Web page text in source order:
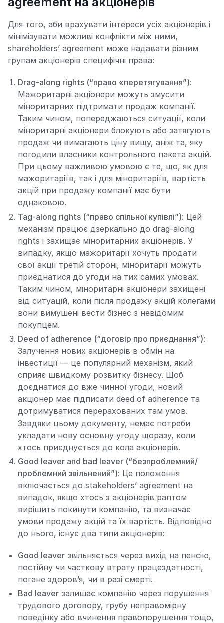
Для того, аби врахувати інтереси усіх акціонерів і
мінімізувати можливі конфлікти між ними,
shareholders’ agreement може надавати різним
групам акціонерів специфічні права:
Drag-along rights (“право «перетягування”):
Мажоритарні акціонери можуть змусити
міноритарних підтримати продаж компанії.
Таким чином, попереджаються ситуації, коли
міноритарні акціонери блокують або затягують
продаж чи вимагають ціну вищу, аніж та, яку
погодили власники контрольного пакета акцій.
При цьому важливою умовою є те, що, як для
мажоритаріїв, так і для міноритаріїв, вартість
акцій при продажу компанії має бути
однаковою.
Tag-along rights (“право спільної купівлі”): Цей
механізм працює дзеркально до drag-along
rights і захищає міноритарних акціонерів. У
випадку, якщо мажоритарії хочуть продати
свої акції третій стороні, міноритарії можуть
приєднатися до угоди на тих самих умовах.
Таким чином, міноритарні акціонери захищені
від ситуацій, коли після продажу акцій колегами
вони вимушені вести бізнес з невідомим
покупцем.
Deed of adherence (“договір про приєднання”):
Залучення нових акціонерів в обмін на
інвестиції — це популярний механізм, який
сприяє швидкому розвитку бізнесу. Щоб
доєднатися до вже чинної угоди, новий
акціонер має підписати deed of adherence та
дотримуватися перерахованих там умов.
Завдяки цьому документу, немає потреби
укладати нову основну угоду щоразу, коли
хтось приєднується до кола акціонерів.
Good leaver and bad leaver (“безпроблемний/
проблемний звільнений”): Це положення
включається до stakeholders’ agreement на
випадок, якщо хтось з акціонерів раптом
вирішить покинути компанію, та визначає
умови продажу акцій та їх вартість. Відповідно
до нього, існує два типи акціонерів:
Good leaver звільняється через вихід на пенсію,
постійну чи часткову втрату працездатності,
погане здоров’я, чи в разі смерті.
Bad leaver залишає компанію через порушення
трудового договору, грубу неправомірну
поведінку або вчинення правопорушення тощо,